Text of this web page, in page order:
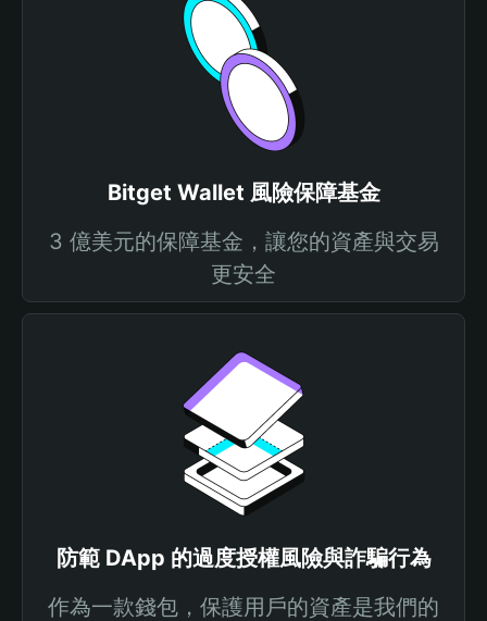
Bitget Wallet 風險保障基金
3 億美元的保障基金，讓您的資產與交易
更安全
防範 DApp 的過度授權風險與詐騙行為
作為一款錢包，保護用戶的資產是我們的